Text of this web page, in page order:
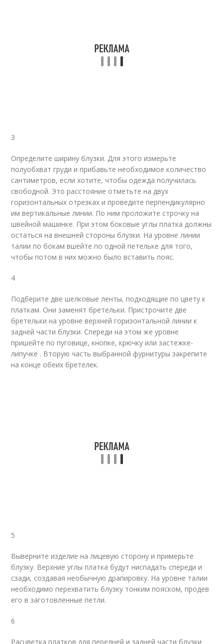
3
Определите ширину блузки. Для этого измерьте
полуобхват груди и прибавьте необходимое количество
сантиметров, если хотите, чтобы одежда получилась
свободной. Это расстояние отметьте на двух
горизонтальных отрезках и проведите перпендикулярно
им вертикальные линии. По ним проложите строчку на
швейной машинке. При этом боковые углы платка должны
остаться на внешней стороны блузки. На уровне линии
талии по бокам вшейте по одной петельке для того,
чтобы потом в них можно было вставить пояс.
4
Подберите две шелковые ленты, подходящие по цвету к
платкам. Они заменят бретельки. Пристрочите две
бретельки на уровне верхней горизонтальной линии к
задней части блузки. Спереди на этом же уровне
пришейте по пуговице, кнопке, крючку или застежке-
липучке . Вторую часть выбранной фурнитуры закрепите
на конце обеих бретелек.
5
Выверните изделие на лицевую сторону и примерьте
блузку. Верхние углы платка будут ниспадать спереди и
сзади, создавая необычную драпировку. На уровне талии
необходимо перехватить блузку тонким пояском, продев
его в заготовленные петли.
6
Расцветка платков для передней и задней части блузки